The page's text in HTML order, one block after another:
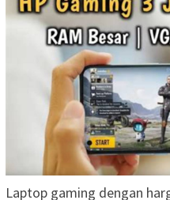
Laptop gaming dengan